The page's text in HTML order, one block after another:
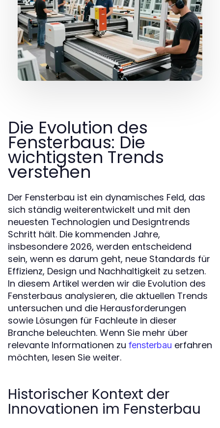
Die Evolution des
Fensterbaus: Die
wichtigsten Trends
verstehen
Der Fensterbau ist ein dynamisches Feld, das
sich ständig weiterentwickelt und mit den
neuesten Technologien und Designtrends
Schritt hält. Die kommenden Jahre,
insbesondere 2026, werden entscheidend
sein, wenn es darum geht, neue Standards für
Effizienz, Design und Nachhaltigkeit zu setzen.
In diesem Artikel werden wir die Evolution des
Fensterbaus analysieren, die aktuellen Trends
untersuchen und die Herausforderungen
sowie Lösungen für Fachleute in dieser
Branche beleuchten. Wenn Sie mehr über
relevante Informationen zu fensterbau erfahren
möchten, lesen Sie weiter.
Historischer Kontext der
Innovationen im Fensterbau